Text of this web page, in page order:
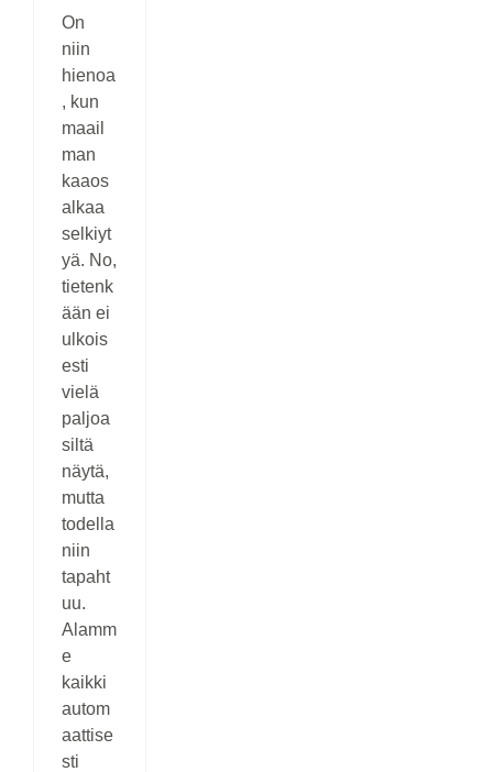
On
niin
hienoa
, kun
maail
man
kaaos
alkaa
selkiyt
yä. No,
tietenk
ään ei
ulkois
esti
vielä
paljoa
siltä
näytä,
mutta
todella
niin
tapaht
uu.
Alamm
e
kaikki
autom
aattise
sti